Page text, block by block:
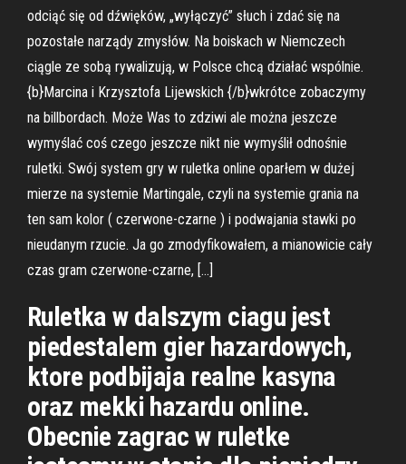
odciąć się od dźwięków, „wyłączyć” słuch i zdać się na
pozostałe narządy zmysłów. Na boiskach w Niemczech
ciągle ze sobą rywalizują, w Polsce chcą działać wspólnie.
{b}Marcina i Krzysztofa Lijewskich {/b}wkrótce zobaczymy
na billbordach. Może Was to zdziwi ale można jeszcze
wymyślać coś czego jeszcze nikt nie wymyślił odnośnie
ruletki. Swój system gry w ruletka online oparłem w dużej
mierze na systemie Martingale, czyli na systemie grania na
ten sam kolor ( czerwone-czarne ) i podwajania stawki po
nieudanym rzucie. Ja go zmodyfikowałem, a mianowicie cały
czas gram czerwone-czarne, […]
Ruletka w dalszym ciagu jest
piedestalem gier hazardowych,
ktore podbijaja realne kasyna
oraz mekki hazardu online.
Obecnie zagrac w ruletke